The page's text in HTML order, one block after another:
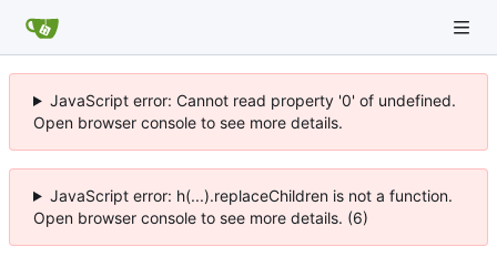
JavaScript error: Cannot read property '0' of undefined.
Open browser console to see more details.
JavaScript error: h(...).replaceChildren is not a function.
Open browser console to see more details. (6)